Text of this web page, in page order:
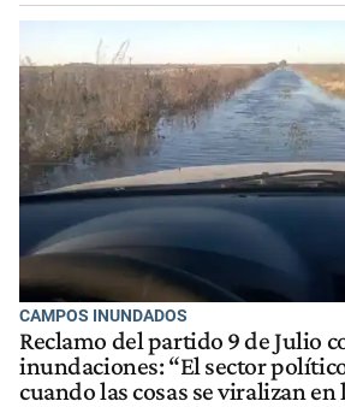
CAMPOS INUNDADOS
Reclamo del partido 9 de Julio
inundaciones: “El sector
cuando las cosas se viralizan en